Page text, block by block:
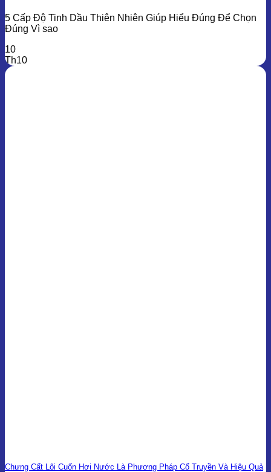
5 Cấp Độ Tinh Dầu Thiên Nhiên Giúp Hiểu Đúng Để Chọn
Đúng Vì sao
10
Th10
Chưng Cất Lôi Cuốn Hơi Nước Là Phương Pháp Cổ Truyền Và Hiệu Quả